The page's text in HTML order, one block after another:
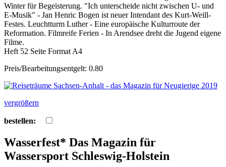
Winter für Begeisterung. "Ich unterscheide nicht zwischen U- und
E-Musik" - Jan Henric Bogen ist neuer Intendant des Kurt-Weill-
Festes. Leuchtturm Luther - Eine europäische Kulturroute der
Reformation. Filmreife Ferien - In Arendsee dreht die Jugend eigene
Filme.
Heft 52 Seite Format A4
Preis/Bearbeitungsentgelt: 0.80
vergrößern
bestellen:
Wasserfest* Das Magazin für
Wassersport Schleswig-Holstein